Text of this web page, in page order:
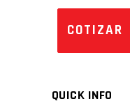
COTIZAR
QUICK INFO